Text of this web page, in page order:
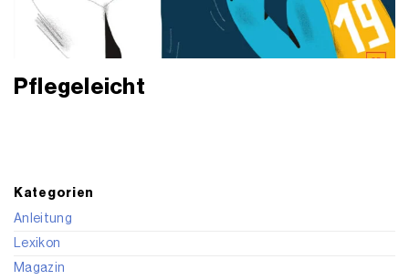
Pflegeleicht
Kategorien
Anleitung
Lexikon
Magazin